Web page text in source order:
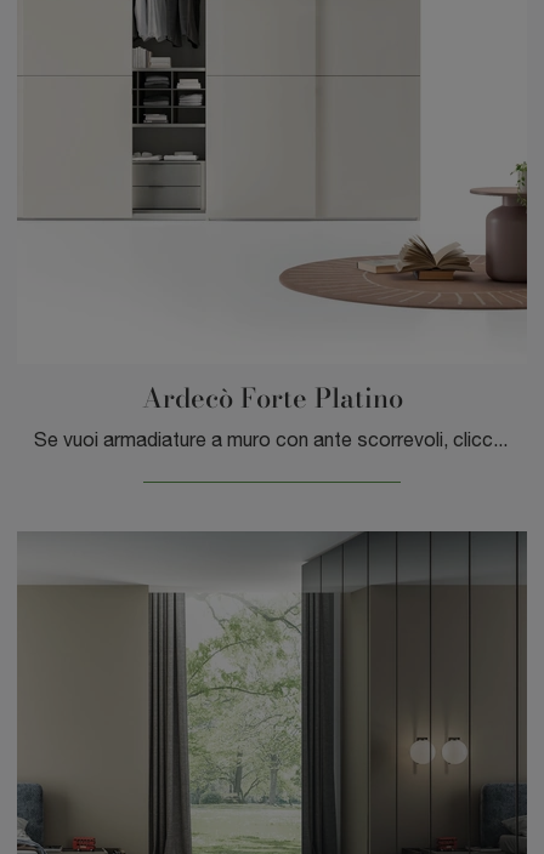
Ardecò Forte Platino
Se vuoi armadiature a muro con ante scorrevoli, clicca e scopri l'armadio Ardecò Forte Platino di Spagnol Mobili in laccato lucido.